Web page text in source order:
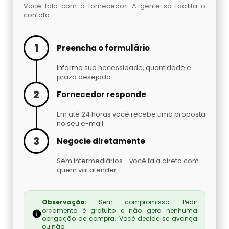
Embaladora De Brindes
Embaladora De Fechaduras E Maçanetas
Embaladora De Massas
Embaladora De Peças Automotivas
Embaladora De Pó
Embaladora Invertida
Fábrica De Máquinas Empacotadoras
Fábrica De Seladoras
Você fala com o fornecedor. A gente só facilita o
contato.
1 Preencha o formulário
Informe sua necessidade, quantidade e
prazo desejado.
2 Fornecedor responde
Em até 24 horas você recebe uma proposta
no seu e-mail
3 Negocie diretamente
Sem intermediários - você fala direto com
quem vai atender
Observação: Sem compromisso. Pedir
orçamento é gratuito e não gera nenhuma
obrigação de compra. Você decide se avança
ou não.